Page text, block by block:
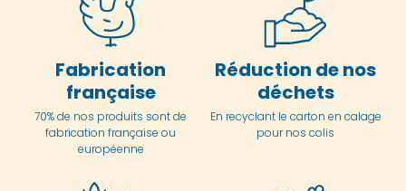
Fabrication
française
70% de nos produits sont de
fabrication française ou
européenne
Réduction de nos
déchets
En recyclant le carton en calage
pour nos colis